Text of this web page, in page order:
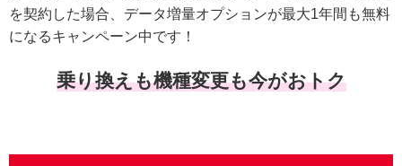
を契約した場合、データ増量オプションが最大1年間も無料
になるキャンペーン中です！
乗り換えも機種変更も今がおトク